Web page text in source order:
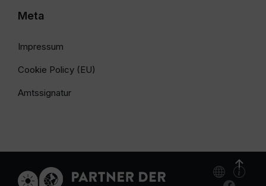
Meta
Impressum
Cookie Policy (EU)
Amtssignatur